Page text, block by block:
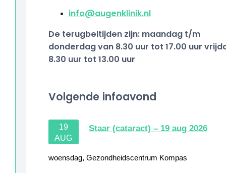
info@augenklinik.nl
De terugbeltijden zijn: maandag t/m
donderdag van 8.30 uur tot 17.00 uur
8.30 uur tot 13.00 uur
Volgende infoavond
19
AUG
Staar (cataract) – 19 aug 2026
woensdag, Gezondheidscentrum Kompas